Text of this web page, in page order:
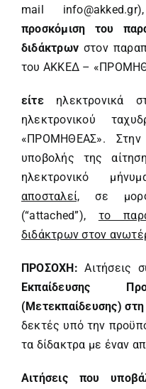
mail info@akked.gr
προσκόμιση του
διδάκτρων στον
του ΑΚΚΕΔ –
είτεηλεκτρονικά
ηλεκτρονικού
«ΠΡΟΜΗΘΕΑΣ». Στην
υποβολής της
ηλεκτρονικό
αποσταλεί, σε
(“attached”), το
διδάκτρων στον
ΠΡΟΣΟΧΗ: Αιτήσεις
Εκπαίδευσης
(Μετεκπαίδευσης)
δεκτές υπό την
τα δίδακτρα με έναν
Αιτήσεις που